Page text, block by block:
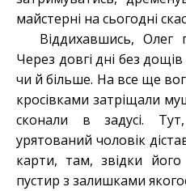
майстерні на сьогодні
Віддихавшись, Олег
Через довгі дні без
чи й більше. На все ще
кросівками затріщали
сконали в задусі.
урятований чоловік
карти, там, звідки
пустир з залишками